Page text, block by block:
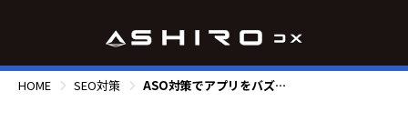
HOME SEO対策 ASO対策でアプリをバズらせる！効果的な施策を徹底解説